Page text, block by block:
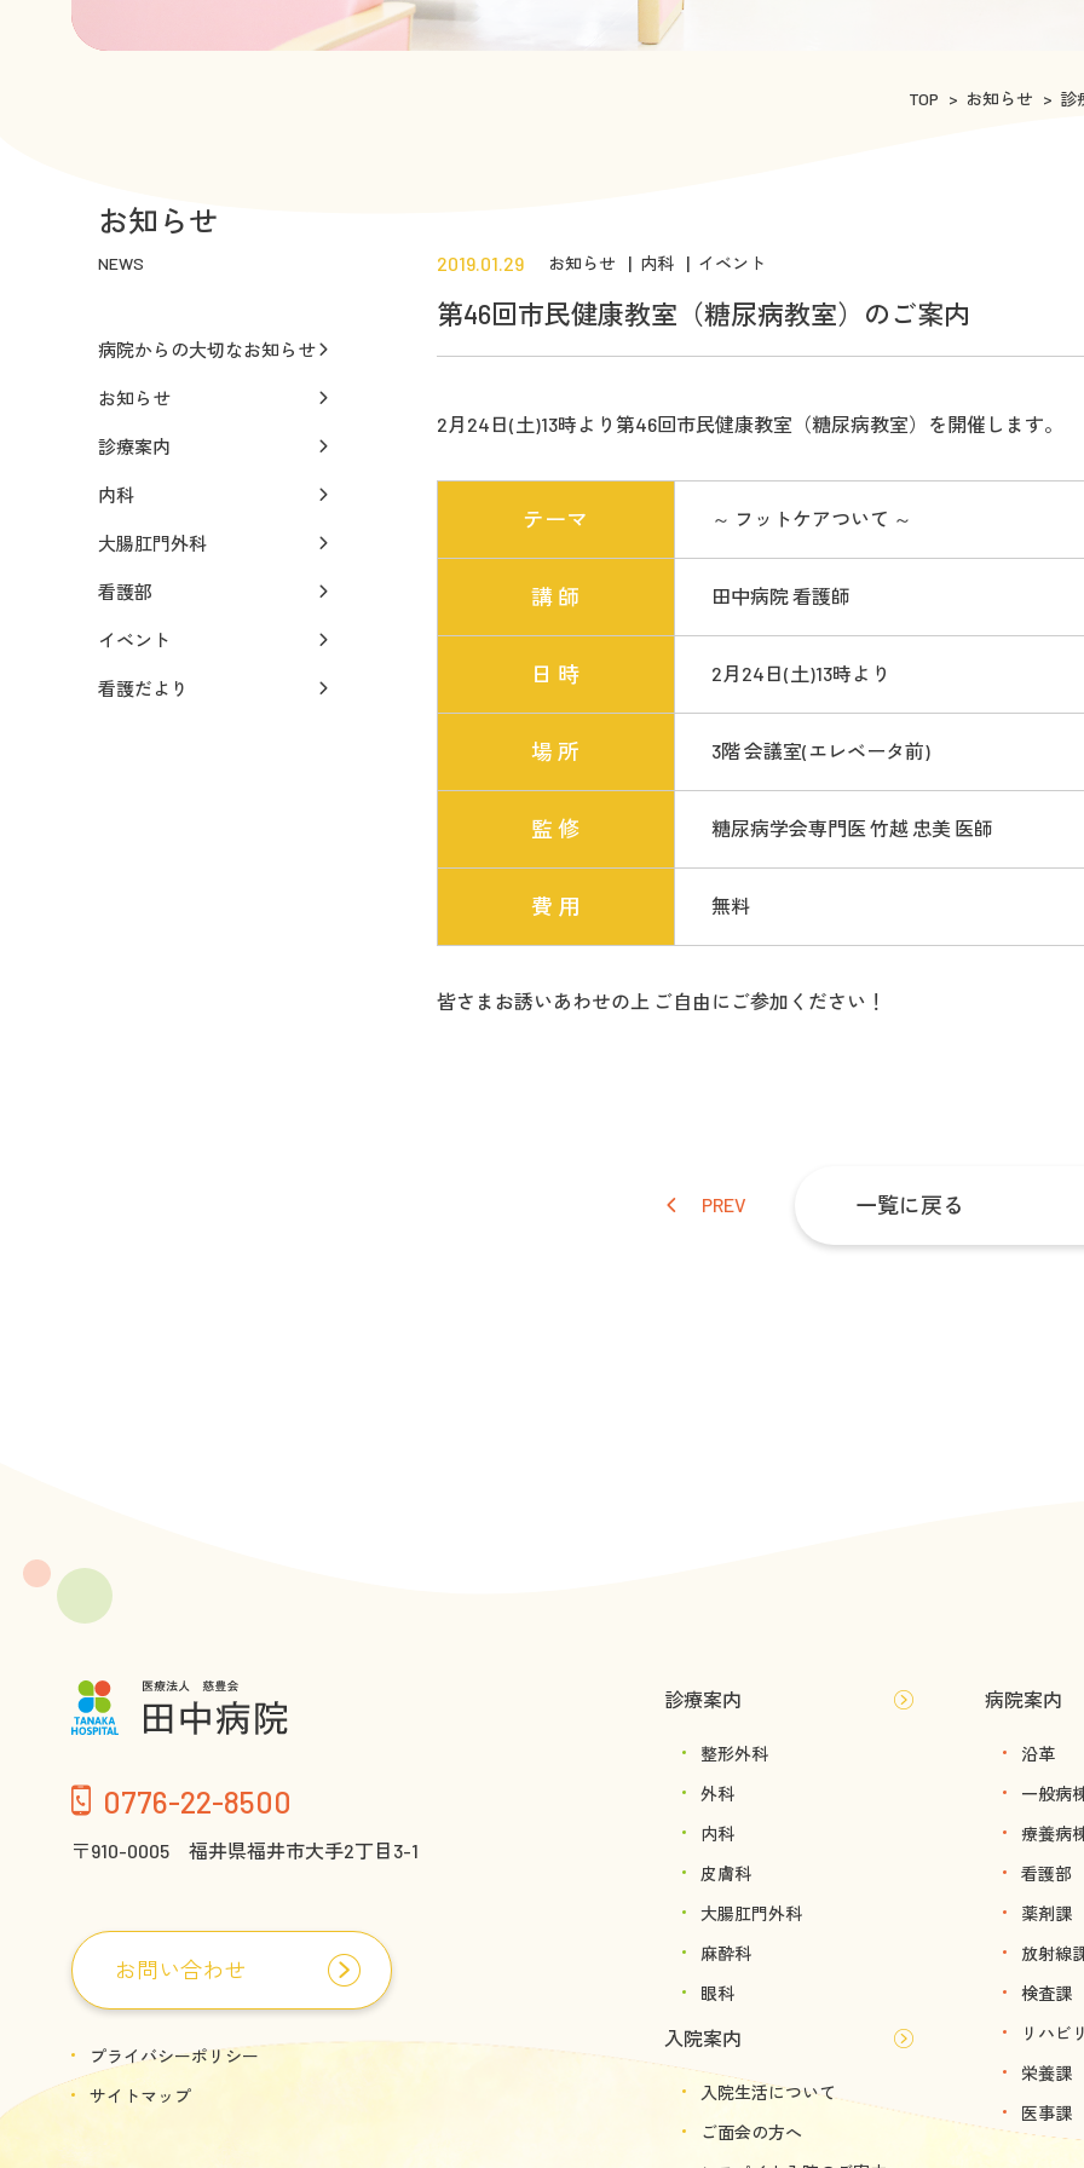
TOP お知らせ 診
お知らせ
NEWS
病院からの大切なお知らせ
お知らせ
診療案内
内科
大腸肛門外科
看護部
イベント
看護だより
2019.01.29 お知らせ 内科 イベント
第46回市民健康教室（糖尿病教室）のご案内
2月24日(土)13時より第46回市民健康教室（糖尿病教室）を開催します。
テーマ ～ フットケアついて ～
講 師 田中病院 看護師
日 時 2月24日(土)13時より
場 所 3階 会議室(エレベータ前)
監 修 糖尿病学会専門医 竹越 忠美 医師
費 用 無料
皆さまお誘いあわせの上 ご自由にご参加ください！
PREV 一覧に戻る
0776-22-8500
〒910-0005 福井県福井市大手2丁目3-1
お問い合わせ
プライバシーポリシー
サイトマップ
診療案内
整形外科
外科
内科
皮膚科
大腸肛門外科
麻酔科
眼科
入院案内
入院生活について
ご面会の方へ
病院案内
沿革
一般病
療養病
看護部
薬剤課
放射線
検査課
リハビ
栄養課
医事課